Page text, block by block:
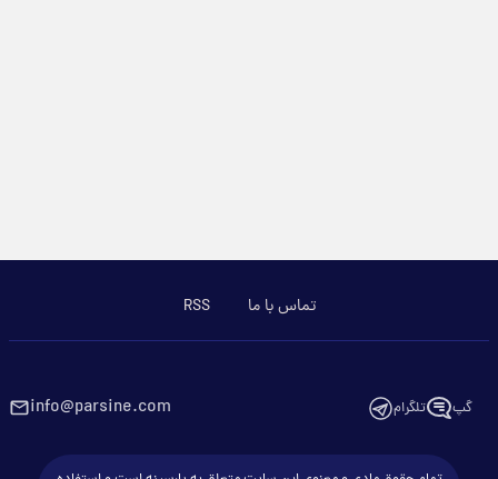
تماس با ما RSS
گپ تلگرام info@parsine.com